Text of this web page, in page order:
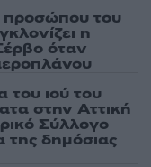
προσώπου του
η
όταν
ιού του
στην Αττική
Σύλλογο
δημόσιας